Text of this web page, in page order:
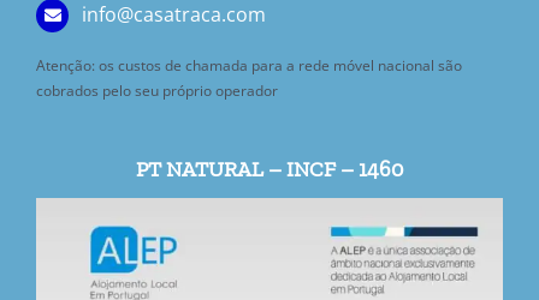
info@casatraca.com
Atenção: os custos de chamada para a rede móvel nacional são
cobrados pelo seu próprio operador
PT NATURAL – INCF – 1460